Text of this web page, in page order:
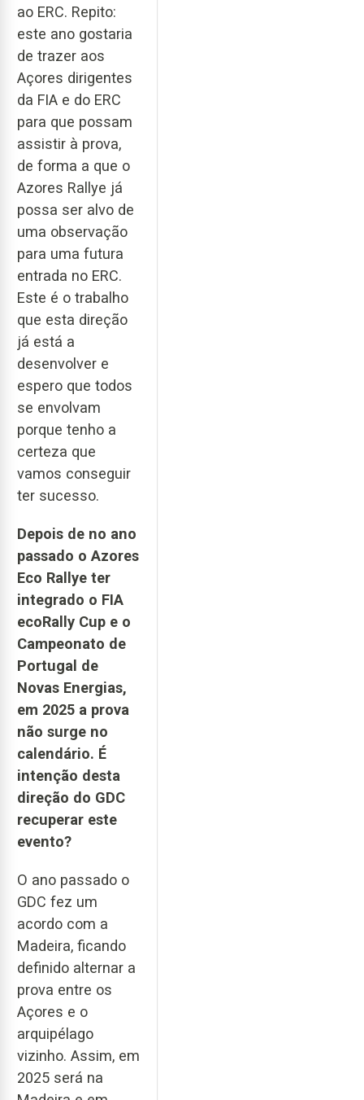
ao ERC. Repito:
este ano gostaria
de trazer aos
Açores dirigentes
da FIA e do ERC
para que possam
assistir à prova,
de forma a que o
Azores Rallye já
possa ser alvo de
uma observação
para uma futura
entrada no ERC.
Este é o trabalho
que esta direção
já está a
desenvolver e
espero que todos
se envolvam
porque tenho a
certeza que
vamos conseguir
ter sucesso.
Depois de no ano
passado o Azores
Eco Rallye ter
integrado o FIA
ecoRally Cup e o
Campeonato de
Portugal de
Novas Energias,
em 2025 a prova
não surge no
calendário. É
intenção desta
direção do GDC
recuperar este
evento?
O ano passado o
GDC fez um
acordo com a
Madeira, ficando
definido alternar a
prova entre os
Açores e o
arquipélago
vizinho. Assim, em
2025 será na